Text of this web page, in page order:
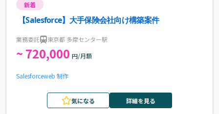
新着
【Salesforce】大手保険会社向け構築案件
業務委託 東京都 多摩センター駅
~ 720,000 円/月額
Salesforceweb 制作
気になる 詳細を見る